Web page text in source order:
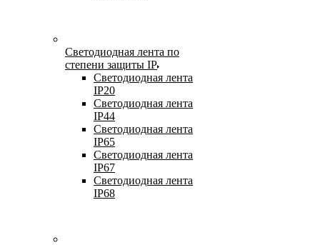
Светодиодная лента по
степени защиты IP
Светодиодная лента
IP20
Светодиодная лента
IP44
Светодиодная лента
IP65
Светодиодная лента
IP67
Светодиодная лента
IP68